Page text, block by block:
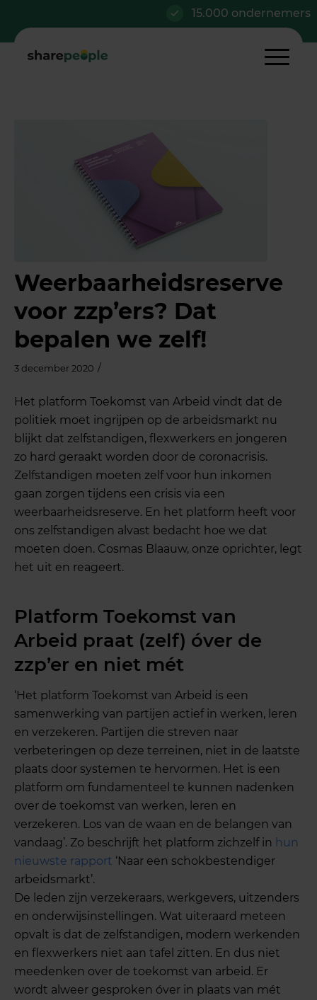
15.000 ondernemers
Weerbaarheidsreserve
voor zzp’ers? Dat
bepalen we zelf!
3 december 2020 /
Het platform Toekomst van Arbeid vindt dat de
politiek moet ingrijpen op de arbeidsmarkt nu
blijkt dat zelfstandigen, flexwerkers en jongeren
zo hard geraakt worden door de coronacrisis.
Zelfstandigen moeten zelf voor hun inkomen
gaan zorgen tijdens een crisis via een
weerbaarheidsreserve. En het platform heeft voor
ons zelfstandigen alvast bedacht hoe we dat
moeten doen. Cosmas Blaauw, onze oprichter, legt
het uit en reageert.
Platform Toekomst van
Arbeid praat (zelf) óver de
zzp’er en niet mét
‘Het platform Toekomst van Arbeid is een
samenwerking van partijen actief in werken, leren
en verzekeren. Partijen die streven naar
verbeteringen op deze terreinen, niet in de laatste
plaats door systemen te hervormen. Het is een
platform om fundamenteel te kunnen nadenken
over de toekomst van werken, leren en
verzekeren. Los van de waan en de belangen van
vandaag’. Zo beschrijft het platform zichzelf in hun
nieuwste rapport ‘Naar een schokbestendiger
arbeidsmarkt’.
De leden zijn verzekeraars, werkgevers, uitzenders
en onderwijsinstellingen. Wat uiteraard meteen
opvalt is dat de zelfstandigen, modern werkenden
en flexwerkers niet aan tafel zitten. En dus niet
meedenken over de toekomst van arbeid. Er
wordt alweer gesproken óver in plaats van mét